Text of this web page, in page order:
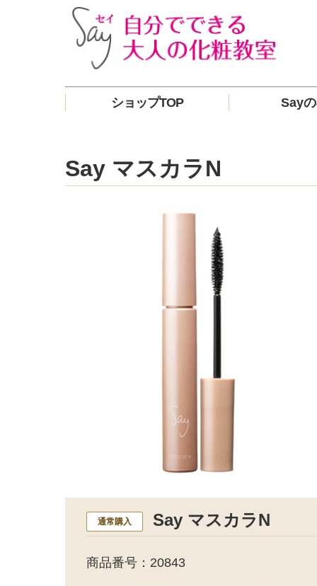
ショップTOP Say
Say マスカラN
通常購入 Say マスカラN
商品番号：20843